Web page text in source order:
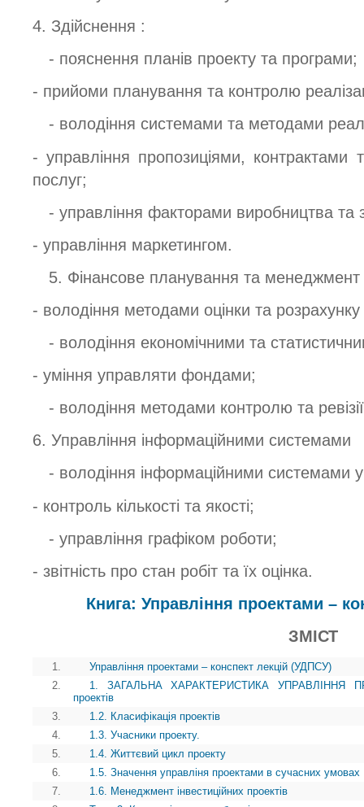
4. Здійснення :
- пояснення планів проекту та програми;
- прийоми планування та контролю
- володіння системами та методами
- управління пропозиціями, контрактами
послуг;
- управління факторами виробництва та
- управління маркетингом.
5. Фінансове планування та менеджмент
- володіння методами оцінки та
- володіння економічними та
- уміння управляти фондами;
- володіння методами контролю та
6. Управління інформаційними системами
- володіння інформаційними системами
- контроль кількості та якості;
- управління графіком роботи;
- звітність про стан робіт та їх оцінка.
Книга: Управління проектами –
ЗМІСТ
1.
Управління проектами – конспект лекцій (УДПСУ)
2.
1. ЗАГАЛЬНА ХАРАКТЕРИСТИКА УПРАВЛІННЯ
проектів
3.
1.2. Класифікація проектів
4.
1.3. Учасники проекту.
5.
1.4. Життєвий цикл проекту
6.
1.5. Значення управліня проектами в сучасних умовах
7.
1.6. Менеджмент інвестиційних проектів